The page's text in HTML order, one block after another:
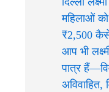
महिलाओं
₹2,500
आप भी
पात्र
अविवाहित,